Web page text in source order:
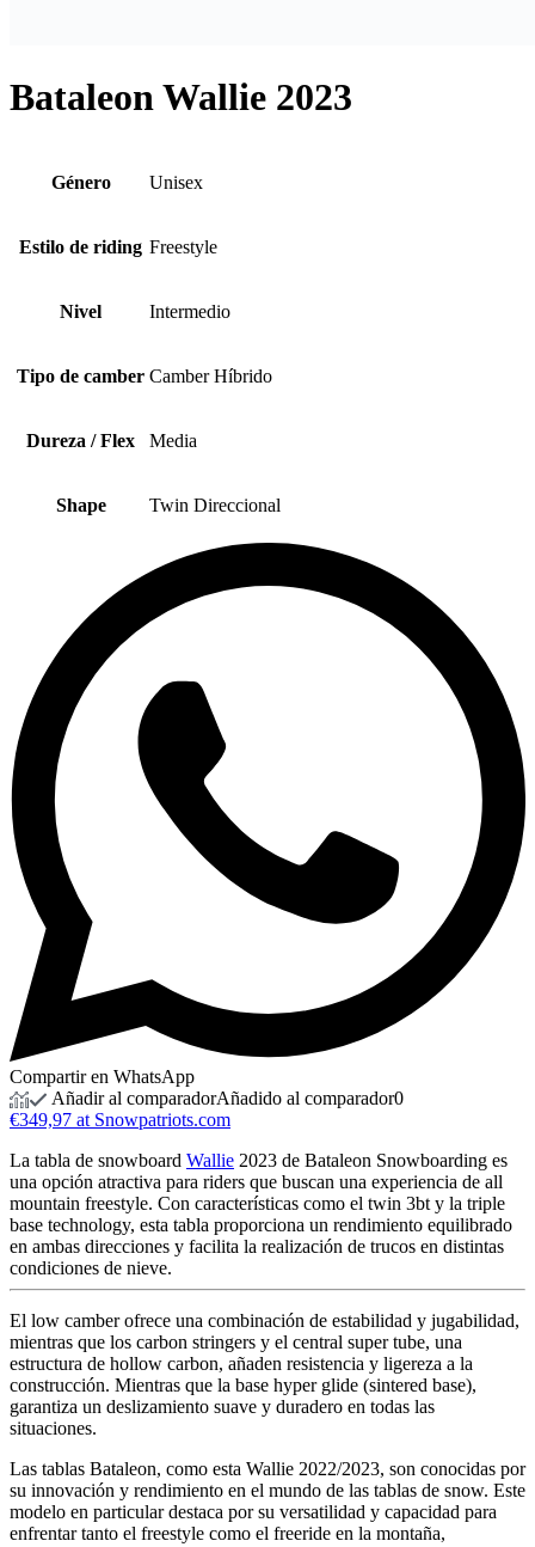
Bataleon Wallie 2023
Género Unisex
Estilo de riding Freestyle
Nivel Intermedio
Tipo de camber Camber Híbrido
Dureza / Flex Media
Shape Twin Direccional
Compartir en WhatsApp
Añadir al comparadorAñadido al comparador0
€349,97 at Snowpatriots.com
La tabla de snowboard Wallie 2023 de Bataleon Snowboarding es
una opción atractiva para riders que buscan una experiencia de all
mountain freestyle. Con características como el twin 3bt y la triple
base technology, esta tabla proporciona un rendimiento equilibrado
en ambas direcciones y facilita la realización de trucos en distintas
condiciones de nieve.
El low camber ofrece una combinación de estabilidad y jugabilidad,
mientras que los carbon stringers y el central super tube, una
estructura de hollow carbon, añaden resistencia y ligereza a la
construcción. Mientras que la base hyper glide (sintered base),
garantiza un deslizamiento suave y duradero en todas las
situaciones.
Las tablas Bataleon, como esta Wallie 2022/2023, son conocidas por
su innovación y rendimiento en el mundo de las tablas de snow. Este
modelo en particular destaca por su versatilidad y capacidad para
enfrentar tanto el freestyle como el freeride en la montaña,